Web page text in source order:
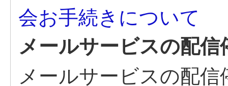
会お手続きについて
メールサービスの配信
メールサービスの配